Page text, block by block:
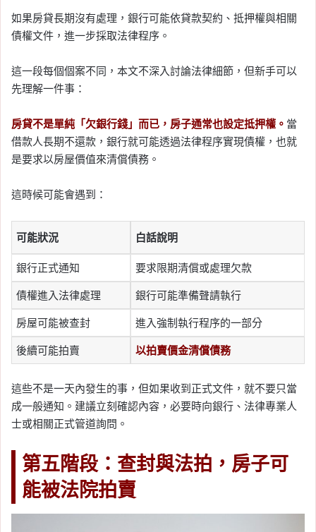
如果房貸長期沒有處理，銀行可能依貸款契約、抵押權與相關
債權文件，進一步採取法律程序。
這一段每個個案不同，本文不深入討論法律細節，但新手可以
先理解一件事：
房貸不是單純「欠銀行錢」而已，房子通常也設定抵押權。 當
借款人長期不還款，銀行就可能透過法律程序實現債權，也就
是要求以房屋價值來清償債務。
這時候可能會遇到：
可能狀況 白話說明
銀行正式通知 要求限期清償或處理欠款
債權進入法律處理 銀行可能準備聲請執行
房屋可能被查封 進入強制執行程序的一部分
後續可能拍賣 以拍賣價金清償債務
這些不是一天內發生的事，但如果收到正式文件，就不要只當
成一般通知。建議立刻確認內容，必要時向銀行、法律專業人
士或相關正式管道詢問。
第五階段：查封與法拍，房子可
能被法院拍賣